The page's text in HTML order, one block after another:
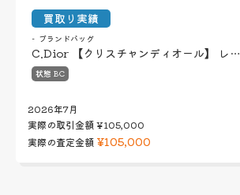
買取り実績
ブランドバッグ
C.Dior 【クリスチャンディオール】 レ…
状態 BC
2026年7月
実際の取引金額¥105,000
実際の査定金額 ¥105,000